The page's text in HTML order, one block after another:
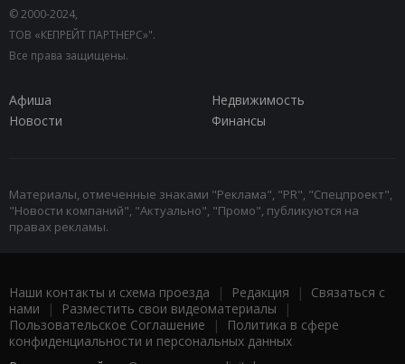
© 2000-2024,
ТОВ «КЕПРЕЙТ ПАРТНЕРС»".
Все права защищены.
Афиша
Недвижимость
Новости
Финансы
Материалы, отмеченные знаками "Реклама", "PR", "Спецпроект",
"Новости компаний", "Актуально", "Промо", публикуются на
правах рекламы.
Наши контакты и схема проезда | Редакция | Связаться с
нами | Разместить свои видеоматериалы |
Пользовательское Соглашение |
Политика в сфере
конфиденциальности и персональных данных